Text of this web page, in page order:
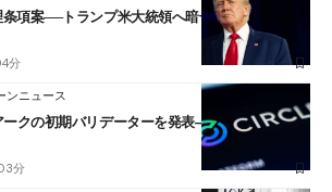
項案──トランプ米大統領へ暗号資産事業の売却
分
ンニュース
ークの初期バリデーターを発表――ブラックロッ
分